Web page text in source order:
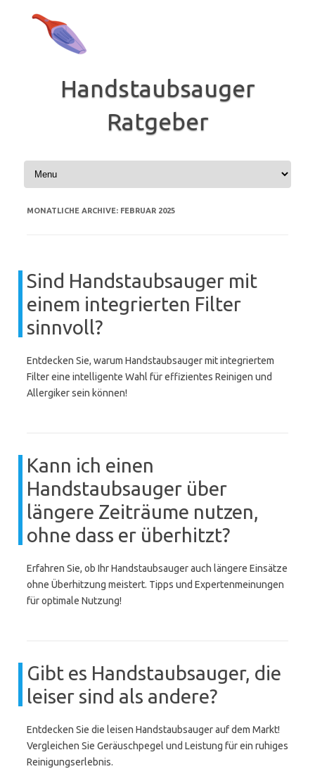
Inhalt
springen
Handstaubsauger
Ratgeber
MONATLICHE ARCHIVE: FEBRUAR 2025
Sind Handstaubsauger mit
einem integrierten Filter
sinnvoll?
Entdecken Sie, warum Handstaubsauger mit integriertem
Filter eine intelligente Wahl für effizientes Reinigen und
Allergiker sein können!
Kann ich einen
Handstaubsauger über
längere Zeiträume nutzen,
ohne dass er überhitzt?
Erfahren Sie, ob Ihr Handstaubsauger auch längere Einsätze
ohne Überhitzung meistert. Tipps und Expertenmeinungen
für optimale Nutzung!
Gibt es Handstaubsauger, die
leiser sind als andere?
Entdecken Sie die leisen Handstaubsauger auf dem Markt!
Vergleichen Sie Geräuschpegel und Leistung für ein ruhiges
Reinigungserlebnis.